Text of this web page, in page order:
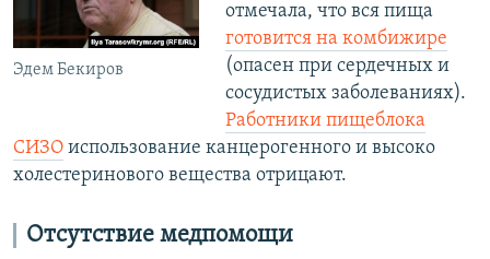
Эдем Бекиров
отмечала, что вся пища
готовится на комбижире
(опасен при сердечных и
сосудистых заболеваниях).
Работники пищеблока
СИЗО использование канцерогенного и высоко
холестеринового вещества отрицают.
Отсутствие медпомощи